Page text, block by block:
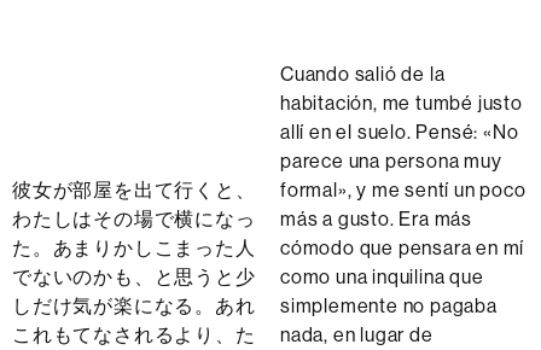
彼女が部屋を出て行くと、
わたしはその場で横になっ
た。あまりかしこまった人
でないのかも、と思うと少
しだけ気が楽になる。あれ
これもてなされるより、た
Cuando salió de la
habitación, me tumbé justo
allí en el suelo. Pensé: «No
parece una persona muy
formal», y me sentí un poco
más a gusto. Era más
cómodo que pensara en mí
como una inquilina que
simplemente no pagaba
nada, en lugar de